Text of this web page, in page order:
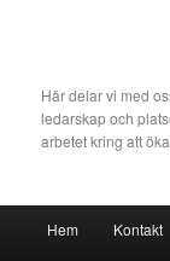
innehåll
innehållHär delar vi med
ledarskap och
arbetet kring att
Hem Kontakt